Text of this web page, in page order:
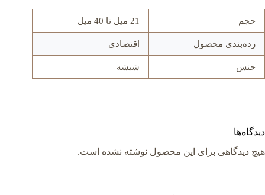
حجم 21 میل تا 40 میل
رده‌بندی محصول اقتصادی
جنس شيشه
دیدگاه‌ها
هیچ دیدگاهی برای این محصول نوشته نشده است.